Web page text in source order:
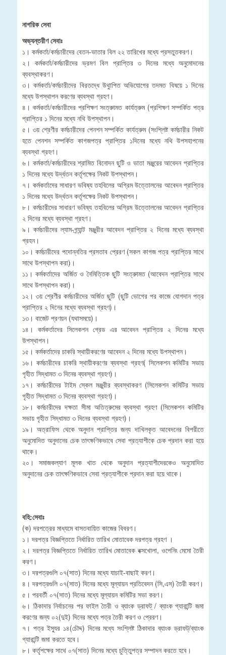
নাগরিক সেবা
অভ্যন্তরীণ সেবাঃ
১। কর্মকর্তা/কর্মচারীদের বেতন-ভাতার বিল ২২ তারিখের মধ্যে প্রসতুতকরণ।
২। কর্মকর্তা/কর্মচারীদের ভ্রমণ বিল প্রাপ্তির ৩ দিনের মধ্যে অনুমোদনের
ব্যবস্থাকরণ।
৩। কর্মকর্তা/কর্মচারীদের বিরতদ্ধে উথুাপিত অভিযোগের তদমত বিষয়ে ১ দিনের
মধ্যে উপস্থাপন করণের ব্যবস্থা গ্রহণ।
৪। কর্মকর্তা/কর্মচারীদের প্রশিক্ষণ সংত্রুামত কার্যত্রুম (প্রশিক্ষণ সম্পর্কিত পত্র
প্রাপ্তির ১ দিনের মধ্যে নথি উপস্থাপন।
৫। ৩য় শ্রেণীর কর্মচারীদের পেনশন সম্পর্কিত কার্যত্রুম (সংশ্লিষ্ট কর্মচারীর নিকট
হতে পেনশন সম্পর্কিত কাগজপত্র প্রাপ্তির ১দিনের মধ্যে নথি উপসহাপনের
ব্যবস্থা গ্রহণ।
৬। কর্মকর্তা/কর্মচারীদের শ্রামিত বিনোদন ছুটি ও ভাতা মঞ্জুরের আবেদন প্রাপ্তির
১ দিনের মধ্যে উর্দ্ধতন কর্তৃপক্ষের নিকট উপস্থাপন।
৭। কর্মকর্তাদের সাধারণ ভবিষ্য তহবিলের অগ্রিম উত্তোলনের আবেদন প্রাপ্তির
১ দিনের মধ্যে উর্দ্ধতন কর্তৃপক্ষের নিকট উপস্থাপন।
৮। কর্মচারীদের সাধারণ ভবিষ্য তহবিলের অগ্রিম উত্তোলনের আবেদন প্রাপ্তির
২ দিনের মধ্যে ব্যবস্থা গ্রহণ।
৯। কর্মচারীদের ল্যাম-গ্র্যান্ট মঞ্জুরীর আবেদন প্রাপ্তির ২ দিনের মধ্যে ব্যবস্থা
গ্রহন।
১০। কর্মচারীদের পদোন্নতির প্রসতাব প্রেরণ (সকল কাগজ পত্র প্রাপ্তির সাথে
সাথে উপস্থাপন করা)।
১১। কর্মকর্তাদের অর্জিত ও নৈমিত্তিক ছুটি সংত্রুামত (আবেদন প্রাপ্তির সাথে
সাথে উপস্থাপন করা)।
১২। ৩য় শ্রেণীর কর্মচারীদের অর্জিত ছুটি (ছুটি ভোগের পর কাজে যোগদান পত্র
প্রাপ্তির ২ দিনের মধ্যে ব্যবস্থা গ্রহণ)।
১৩। বাজেট প্রণয়ন (যথাসময়ে)।
১৪। কর্মকর্তাদের সিলেকশন গ্রেড এর আবেদন প্রাপ্তির ২ দিনের মধ্যে
উপস্থাপন।
১৫। কর্মকর্তাদের চাকরি স্থায়ীকরণের আবেদন ২ দিনের মধ্যে উপস্থাপন।
১৬। কর্মচারীদের চাকরি স্থায়ীকরণের ব্যবস্থা গ্রহণ( সিলেকশন কমিটির সভায়
গৃহীত সিদ্ধামত ৩ দিনের ব্যবস্থা গ্রহণ)।
১৭। কর্মচারীদের টাইম স্কেল মঞ্জুরীর ব্যবস্থাকরণ (সিলেকশন কমিটির সভায়
গৃহীত সিদ্ধামত ৩ দিনের ব্যবস্থা গ্রহণ)।
১৮। কর্মচারীদের দক্ষতা সীমা অতিত্রুমের ব্যবস্থা গ্রহণ (সিলেকশন কমিটির
সভায় গৃহীত সিদ্ধামত ৩ দিনের ব্যবস্থা গ্রহণ)।
১৯। অত্রাফিস থেকে অনুদান প্রাপ্তির জন্য দাখিলকৃত আবেদনের বিপরীতে
অনুমোদিত অনুদানের চেক তাৎক্ষণিকভাবে সেবা প্রত্যাশীকে চেক প্রদান করা হয়ে
থাকে।
২০। সমাজকল্যাণ মূলক খাত থেকে অনুদান প্রত্যাশীদেরকেও অনুমোদিত
অনুদানের চেক তাৎক্ষণিকভাবে সেবা প্রত্যাশীকে প্রদান করা হয়ে থাকে।
বহি:সেবাঃ
(ক) দরপত্রের মাধ্যমে বাসতবায়িত কাজের বিবরণ।
১। দরপত্র বিজ্ঞপ্তিতে নির্ধারিত তারিখ মোতাবেক দরপত্র গ্রহণ ।
২। দরপত্র বিজ্ঞপ্তিতে নির্ধারিত তারিখ মোতাবেক বক্সখোলা, ওপেনিং মেমো তৈরী
করণ।
৩। দরপত্রগুলি ০৭(সাত) দিনের মধ্যে যাচাই-বাছাই করণ।
৪। দরপত্রগুলি ০৭(সাত) দিনের মধ্যে মূল্যায়ন প্রতিবেদন (সি,এস) তৈরী করণ।
৫। পরবর্তী ০৭(সাত) দিনের মধ্যে মূল্যায়ন কমিটির সভা করণ।
৬। ঠিকাদার নির্বাচনের পর ফাইল তৈরী ও ব্যাংক ড্রাফট্ / ব্যাংক গ্যারান্টি জমা
করণের জন্য ০২(দুই) দিনের মধ্যে পত্র তৈরী করণ ও প্রেরণ।
৭। পত্র ইস্যুর ১৪(চৌদ্দ) দিনের মধ্যে সংশ্লিষ্ট ঠিকাদার ব্যাংক ড্রাফট্/ব্যাংক
গ্যারান্টি জমা করতে হবে।
৮। কর্তৃপক্ষের সাথে ০৭(সাত) দিনের মধ্যে চুত্তিুপত্র সম্পাদন করতে হবে।